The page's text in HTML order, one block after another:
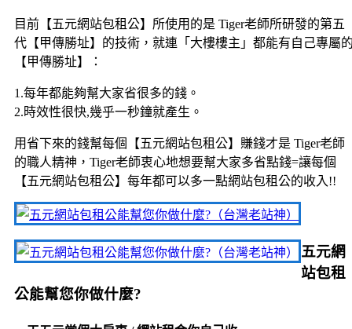
目前【五元網站包租公】所使用的是 Tiger老師所研發的第五
代【甲傳勝址】的技術，就連「大樓樓主」都能有自己專屬
【甲傳勝址】：
1.每年都能夠幫大家省很多的錢。
2.時效性很快,幾乎一秒鐘就產生。
用省下來的錢幫每個【五元網站包租公】賺錢才是 Tiger老師
的職人精神，Tiger老師衷心地想要幫大家多省點錢=讓每個
【五元網站包租公】每年都可以多一點網站包租公的收入!!
五元網
站包租
公能幫您你做什麼?